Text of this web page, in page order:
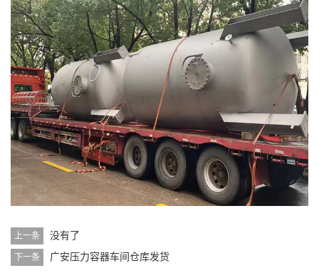
上一条 没有了
下一条 广安压力容器车间仓库发货